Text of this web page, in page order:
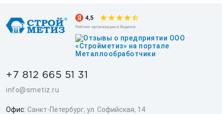
+7 812 665 51 31
info@smetiz.ru
Офис: Санкт-Петербург, ул. Софийская, 14